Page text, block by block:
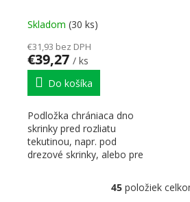
tekutín strieb.-šedá
Skladom (30 ks)
€31,93 bez DPH
€39,27 / ks
Do košíka
Podložka chrániaca dno
skrinky pred rozliatu
tekutinou, napr. pod
drezové skrinky, alebo pre
45položiek